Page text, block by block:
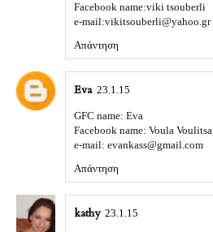
Facebook name:viki tsouberli
e-mail:vikitsouberli@yahoo.gr
Απάντηση
Eva 23.1.15
GFC name: Eva
Facebook name: Voula Voulitsa
e-mail: evankass@gmail.com
Απάντηση
kathy 23.1.15